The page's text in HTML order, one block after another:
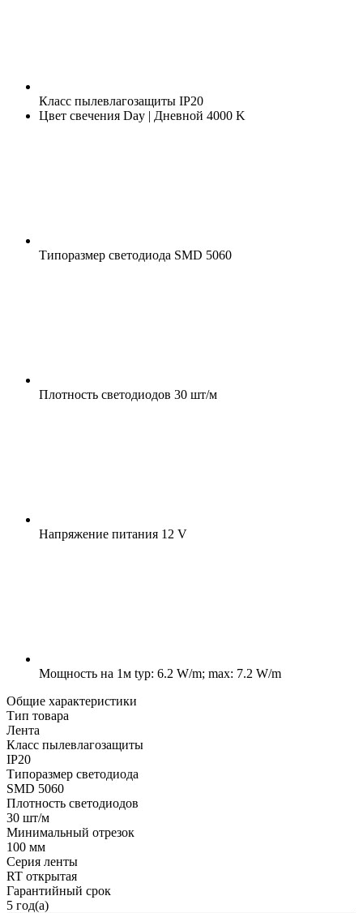
Класс пылевлагозащиты IP20
Цвет свечения Day | Дневной 4000 K
Типоразмер светодиода SMD 5060
Плотность светодиодов 30 шт/м
Напряжение питания 12 V
Мощность на 1м typ: 6.2 W/m; max: 7.2 W/m
Общие характеристики
Тип товара
Лента
Класс пылевлагозащиты
IP20
Типоразмер светодиода
SMD 5060
Плотность светодиодов
30 шт/м
Минимальный отрезок
100 мм
Серия ленты
RT открытая
Гарантийный срок
5 год(а)